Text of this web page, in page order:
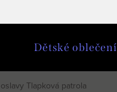
Dětské oblečení
Tlapková patrola